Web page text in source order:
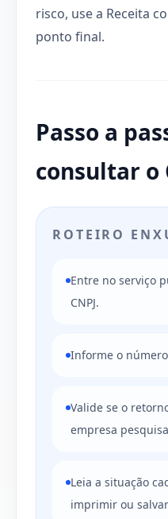
risco, use a Receita
ponto final.
Passo a
consultar o
ROTEIRO
Entre no serviço
CNPJ.
Informe o
Valide se o
empresa
Leia a situação
imprimir ou